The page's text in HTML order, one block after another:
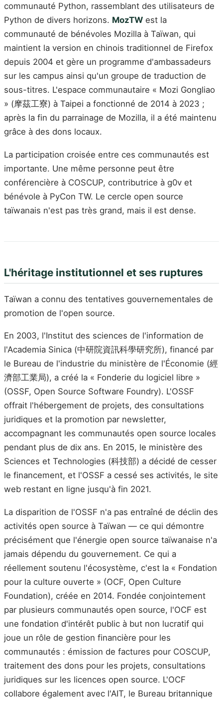
communauté Python, rassemblant des utilisateurs de
Python de divers horizons. MozTW est la
communauté de bénévoles Mozilla à Taïwan, qui
maintient la version en chinois traditionnel de Firefox
depuis 2004 et gère un programme d'ambassadeurs
sur les campus ainsi qu'un groupe de traduction de
sous-titres. L'espace communautaire « Mozi Gongliao
» (摩茲工寮) à Taipei a fonctionné de 2014 à 2023 ;
après la fin du parrainage de Mozilla, il a été maintenu
grâce à des dons locaux.
La participation croisée entre ces communautés est
importante. Une même personne peut être
conférencière à COSCUP, contributrice à g0v et
bénévole à PyCon TW. Le cercle open source
taïwanais n'est pas très grand, mais il est dense.
L'héritage institutionnel et ses ruptures
Taïwan a connu des tentatives gouvernementales de
promotion de l'open source.
En 2003, l'Institut des sciences de l'information de
l'Academia Sinica (中研院資訊科學研究所), financé par
le Bureau de l'industrie du ministère de l'Économie (經
濟部工業局), a créé la « Fonderie du logiciel libre »
(OSSF, Open Source Software Foundry). L'OSSF
offrait l'hébergement de projets, des consultations
juridiques et la promotion par newsletter,
accompagnant les communautés open source locales
pendant plus de dix ans. En 2015, le ministère des
Sciences et Technologies (科技部) a décidé de cesser
le financement, et l'OSSF a cessé ses activités, le site
web restant en ligne jusqu'à fin 2021.
La disparition de l'OSSF n'a pas entraîné de déclin des
activités open source à Taïwan — ce qui démontre
précisément que l'énergie open source taïwanaise n'a
jamais dépendu du gouvernement. Ce qui a
réellement soutenu l'écosystème, c'est la « Fondation
pour la culture ouverte » (OCF, Open Culture
Foundation), créée en 2014. Fondée conjointement
par plusieurs communautés open source, l'OCF est
une fondation d'intérêt public à but non lucratif qui
joue un rôle de gestion financière pour les
communautés : émission de factures pour COSCUP,
traitement des dons pour les projets, consultations
juridiques sur les licences open source. L'OCF
collabore également avec l'AIT, le Bureau britannique